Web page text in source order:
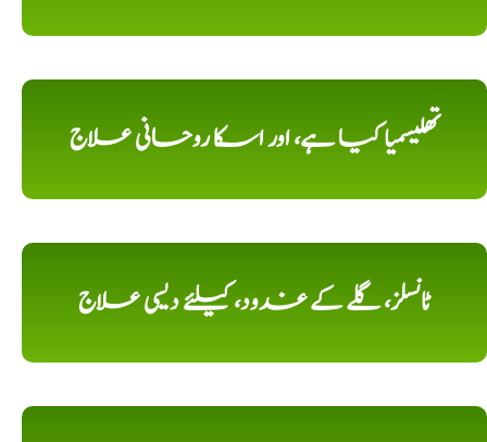
تھلیسمیا کیا ہے، اور اسکا روحانی علاج
ٹانسلز، گلے کے غدود، کیلئے دیسی علاج